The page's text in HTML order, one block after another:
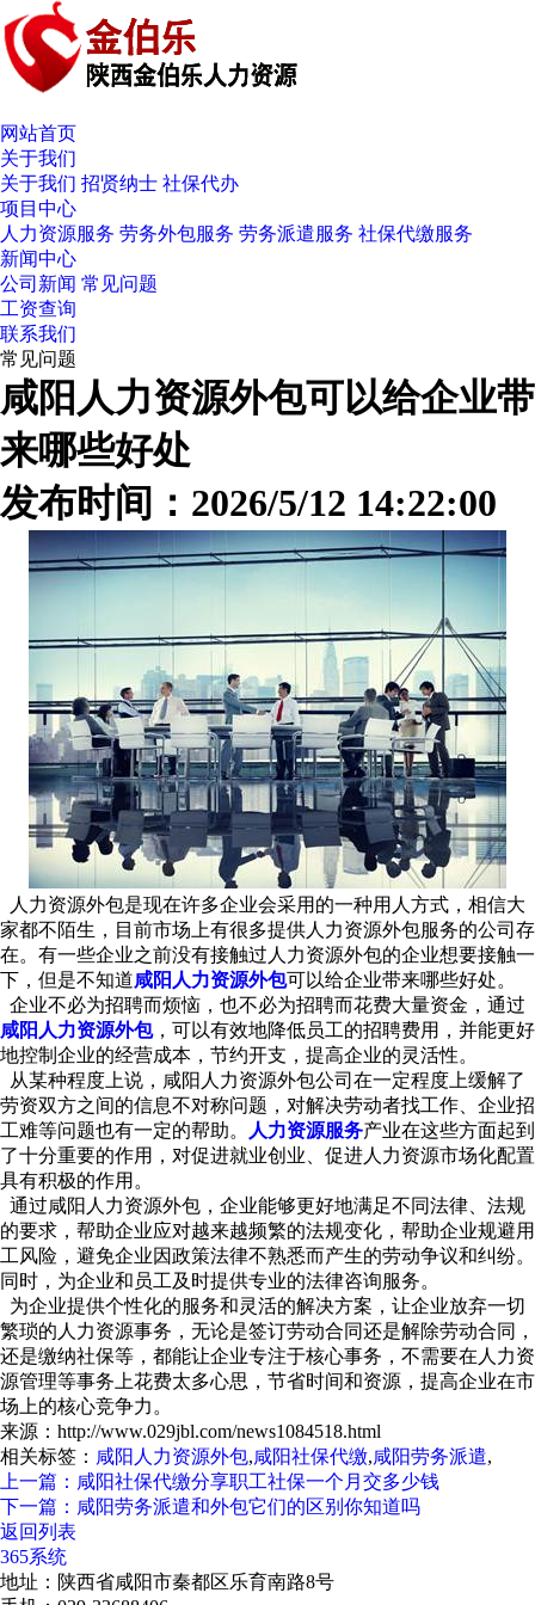
网站首页
关于我们
关于我们 招贤纳士 社保代办
项目中心
人力资源服务 劳务外包服务 劳务派遣服务 社保代缴服务
新闻中心
公司新闻 常见问题
工资查询
联系我们
常见问题
咸阳人力资源外包可以给企业带
来哪些好处
发布时间：2026/5/12 14:22:00
人力资源外包是现在许多企业会采用的一种用人方式，相信大
家都不陌生，目前市场上有很多提供人力资源外包服务的公司存
在。有一些企业之前没有接触过人力资源外包的企业想要接触一
下，但是不知道咸阳人力资源外包可以给企业带来哪些好处。
企业不必为招聘而烦恼，也不必为招聘而花费大量资金，通过
咸阳人力资源外包，可以有效地降低员工的招聘费用，并能更好
地控制企业的经营成本，节约开支，提高企业的灵活性。
从某种程度上说，咸阳人力资源外包公司在一定程度上缓解了
劳资双方之间的信息不对称问题，对解决劳动者找工作、企业招
工难等问题也有一定的帮助。
人力资源服务产业在这些方面起到
了十分重要的作用，对促进就业创业、促进人力资源市场化配置
具有积极的作用。
通过咸阳人力资源外包，企业能够更好地满足不同法律、法规
的要求，帮助企业应对越来越频繁的法规变化，帮助企业规避用
工风险，避免企业因政策法律不熟悉而产生的劳动争议和纠纷。
同时，为企业和员工及时提供专业的法律咨询服务。
为企业提供个性化的服务和灵活的解决方案，让企业放弃一切
繁琐的人力资源事务，无论是签订劳动合同还是解除劳动合同，
还是缴纳社保等，都能让企业专注于核心事务，不需要在人力资
源管理等事务上花费太多心思，节省时间和资源，提高企业在市
场上的核心竞争力。
来源：http://www.029jbl.com/news1084518.html
相关标签： 咸阳人力资源外包,咸阳社保代缴,咸阳劳务派遣,
上一篇：咸阳社保代缴分享职工社保一个月交多少钱
下一篇：咸阳劳务派遣和外包它们的区别你知道吗
返回列表
365系统
地址：陕西省咸阳市秦都区乐育南路8号